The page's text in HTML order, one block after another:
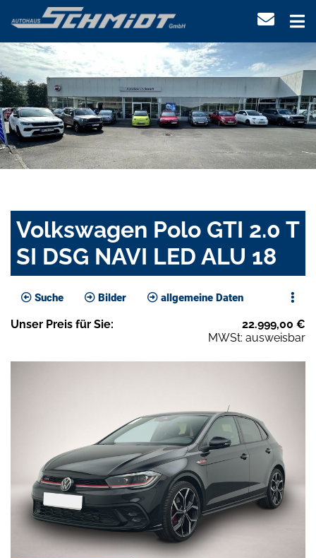
Volkswagen Polo GTI 2.0 T
SI DSG NAVI LED ALU 18
Suche Bilder allgemeine Daten
Unser Preis für Sie: 22.999,00 €
MWSt: ausweisbar